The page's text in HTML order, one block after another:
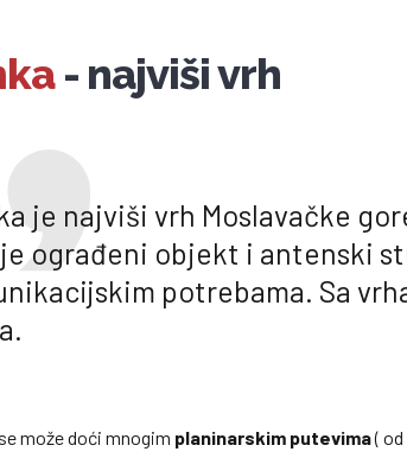
- najviši vrh
je najviši vrh Moslavačke
ograđeni objekt i antenski
potrebama. Sa
može doći mnogim planinarskim putevima(